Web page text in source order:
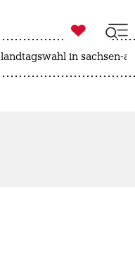

taz zahl ich
landtagswahl in sachsen-